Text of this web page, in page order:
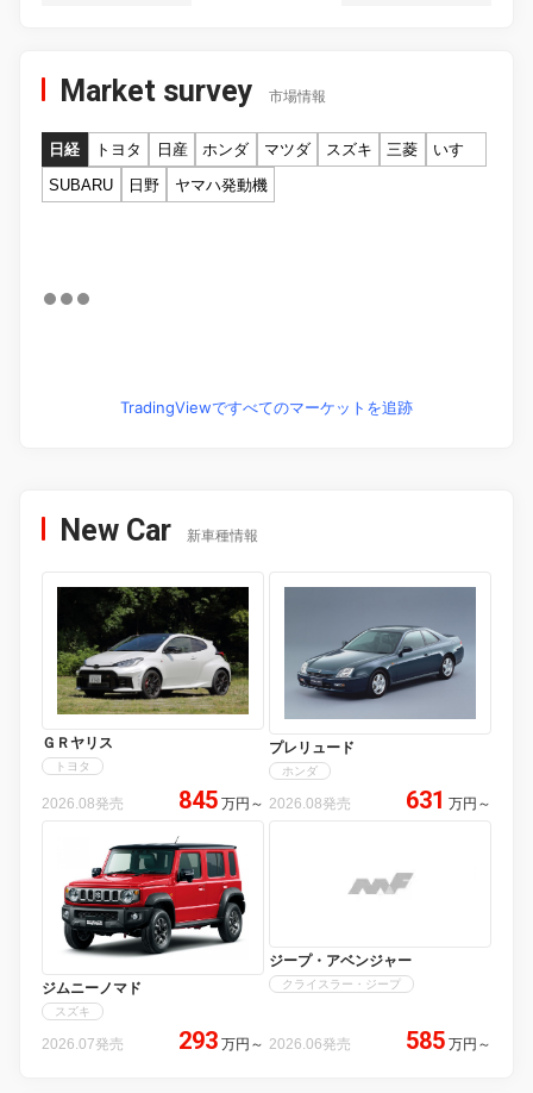
Market survey 市場情報
日経 トヨタ 日産 ホンダ マツダ スズキ 三菱
いすゞ
SUBARU
日野 ヤマハ発動機
TradingViewですべてのマーケットを追跡
New Car 新車種情報
ＧＲヤリス
トヨタ
2026.08発売 845 万円 ～
プレリュード
ホンダ
2026.08発売 631 万円 ～
ジムニーノマド
スズキ
2026.07発売 293 万円 ～
ジープ・アベンジャー
クライスラー・ジープ
2026.06発売 585 万円 ～